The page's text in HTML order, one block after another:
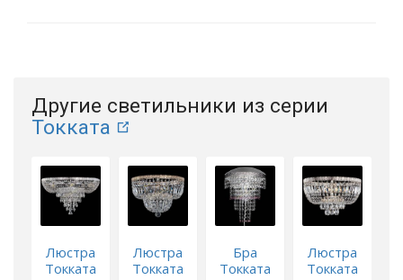
Другие светильники из серии
Токката
Люстра
Токката
Люстра
Токката
Бра
Токката
Люстра
Токката